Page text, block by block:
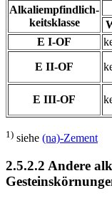
Alkaliempfindlich-
keitsklasse
E I-OF
E II-OF
E III-OF
1) siehe (na)-Zement
2.5.2.2 Andere